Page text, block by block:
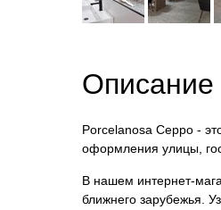
Описание
Porcelanosa Ceppo -
оформления улицы,
В нашем интернет-
ближнего зарубежья.